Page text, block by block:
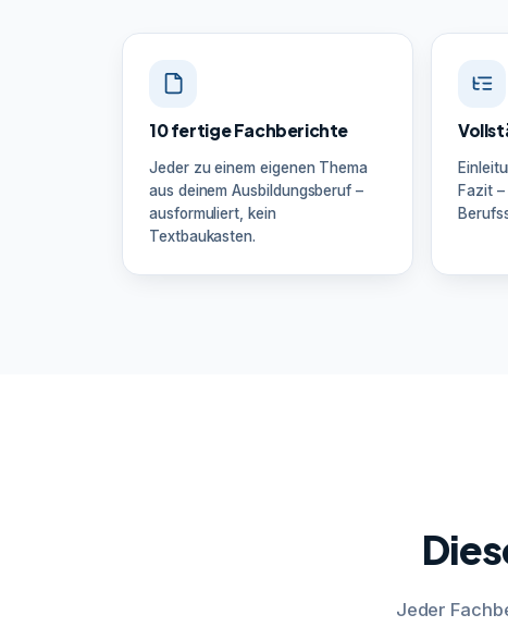
10 fertige Fachberichte
Jeder zu einem eigenen Thema
aus deinem Ausbildungsberuf –
ausformuliert, kein
Textbaukasten.
Fazit
Jeder